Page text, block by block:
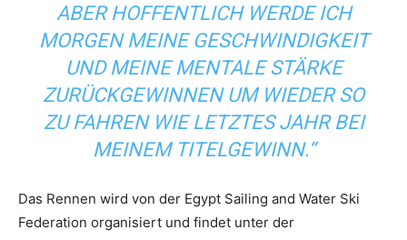
BER HOFFENTLICH WERDE ICH M
ORGEN MEINE GESCHWINDIGKEIT U
ND MEINE MENTALE STÄRKE Z
URÜCKGEWINNEN UM WIEDER SO Z
U FAHREN WIE LETZTES JAHR BEI M
EINEM TITELGEWINN.“
Das Rennen wird von der Egypt Sailing and Water Ski
Federation organisiert und findet unter der